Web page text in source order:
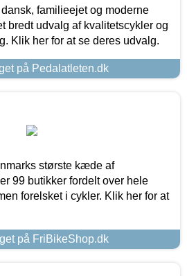
familieejet og moderne
bredt udvalg af kvalitetscykler og
Klik her for at se deres udvalg.
på Pedalatleten.dk
største kæde af
99 butikker fordelt over hele
forelsket i cykler. Klik her for at
på FriBikeShop.dk